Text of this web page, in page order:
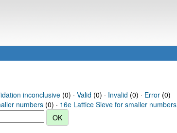
inconclusive(0) · Valid (0) · Invalid (0) · Error(0)
numbers (0) · 16e Lattice Sieve for smaller numbers